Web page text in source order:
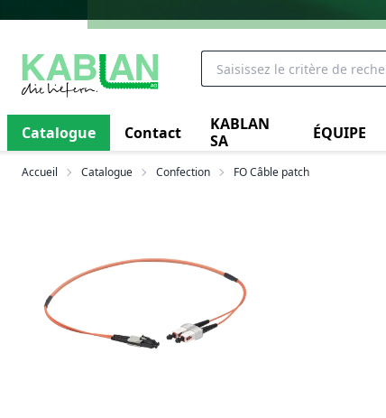
Catalogue Contact
KABLAN
SA
ÉQUIPE
Accueil Catalogue Confection FO Câble patch